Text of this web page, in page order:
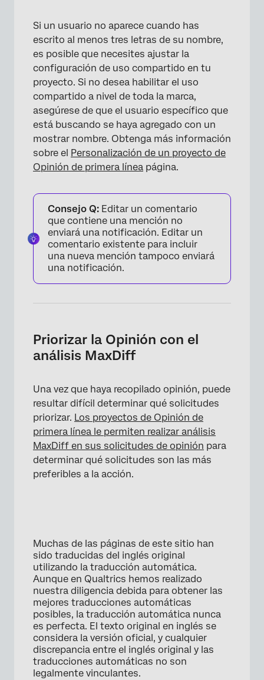
Si un usuario no aparece cuando has
escrito al menos tres letras de su nombre,
es posible que necesites ajustar la
configuración de uso compartido en tu
proyecto. Si no desea habilitar el uso
compartido a nivel de toda la marca,
asegúrese de que el usuario específico que
está buscando se haya agregado con un
mostrar nombre. Obtenga más información
sobre el Personalización de un proyecto de
Opinión de primera línea página.
Consejo Q: Editar un comentario
que contiene una mención no
enviará una notificación. Editar un
comentario existente para incluir
una nueva mención tampoco enviará
una notificación.
Priorizar la Opinión con el
análisis MaxDiff
Una vez que haya recopilado opinión, puede
resultar difícil determinar qué solicitudes
priorizar. Los proyectos de Opinión de
primera línea le permiten realizar análisis
MaxDiff en sus solicitudes de opinión para
determinar qué solicitudes son las más
preferibles a la acción.
Muchas de las páginas de este sitio han
sido traducidas del inglés original
utilizando la traducción automática.
Aunque en Qualtrics hemos realizado
nuestra diligencia debida para obtener las
mejores traducciones automáticas
posibles, la traducción automática nunca
es perfecta. El texto original en inglés se
considera la versión oficial, y cualquier
discrepancia entre el inglés original y las
traducciones automáticas no son
legalmente vinculantes.